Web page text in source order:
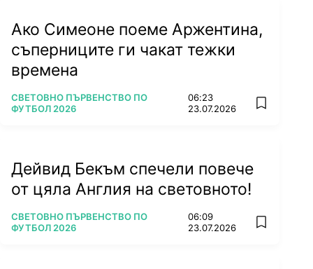
Ако Симеоне поеме Аржентина,
съперниците ги чакат тежки
времена
ПОВЕЧЕ ОТ
СВЕТОВНО ПЪРВЕНСТВО ПО
ФУТБОЛ 2026
06:23
23.07.2026
add
Дейвид Бекъм спечели повече
от цяла Англия на световното!
ПОВЕЧЕ ОТ
СВЕТОВНО ПЪРВЕНСТВО ПО
ФУТБОЛ 2026
06:09
23.07.2026
add